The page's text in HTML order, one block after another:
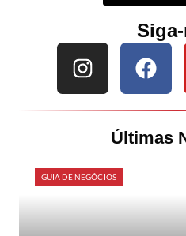
Últimas
GUIA DE NEGÓCIOS